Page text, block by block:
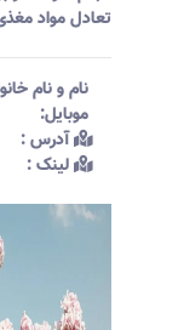
تعادل مواد
نام و نام
موبایل:‌
آدرس :‌
لینک :‌